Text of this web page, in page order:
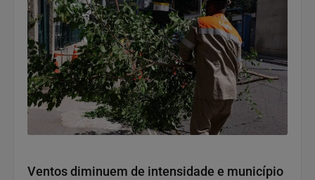
Ventos diminuem de intensidade e município